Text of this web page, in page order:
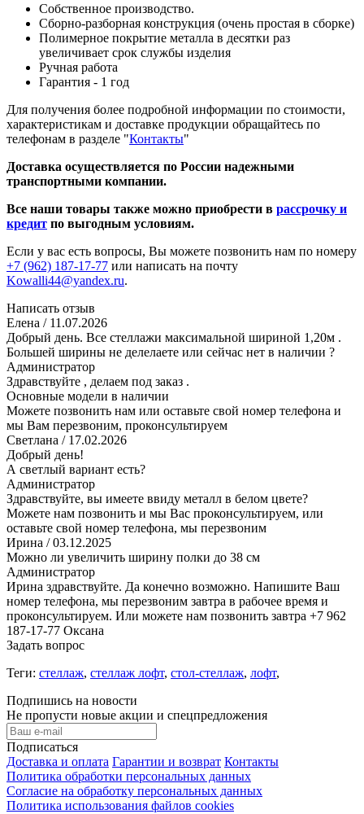
Собственное производство.
Сборно-разборная конструкция (очень простая в сборке)
Полимерное покрытие металла в десятки раз
увеличивает срок службы изделия
Ручная работа
Гарантия - 1 год
Для получения более подробной информации по стоимости,
характеристикам и доставке продукции обращайтесь по
телефонам в разделе "Контакты"
Доставка осуществляется по России надежными
транспортными компании.
Все наши товары также можно приобрести в рассрочку и
кредит по выгодным условиям.
Если у вас есть вопросы, Вы можете позвонить нам по номеру
+7 (962) 187-17-77 или написать на почту
Kowalli44@yandex.ru.
Написать отзыв
Елена / 11.07.2026
Добрый день. Все стеллажи максимальной шириной 1,20м .
Большей ширины не делелаете или сейчас нет в наличии ?
Администратор
Здравствуйте , делаем под заказ .
Основные модели в наличии
Можете позвонить нам или оставьте свой номер телефона и
мы Вам перезвоним, проконсультируем
Светлана / 17.02.2026
Добрый день!
А светлый вариант есть?
Администратор
Здравствуйте, вы имеете ввиду металл в белом цвете?
Можете нам позвонить и мы Вас проконсультируем, или
оставьте свой номер телефона, мы перезвоним
Ирина / 03.12.2025
Можно ли увеличить ширину полки до 38 см
Администратор
Ирина здравствуйте. Да конечно возможно. Напишите Ваш
номер телефона, мы перезвоним завтра в рабочее время и
проконсультируем. Или можете нам позвонить завтра +7 962
187-17-77 Оксана
Задать вопрос
Теги: стеллаж, стеллаж лофт, стол-стеллаж, лофт,
Подпишись на новости
Не пропусти новые акции и спецпредложения
Подписаться
Доставка и оплата Гарантии и возврат Контакты
Политика обработки персональных данных
Согласие на обработку персональных данных
Политика использования файлов cookies